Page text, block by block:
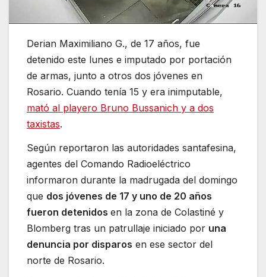
Derian Maximiliano G., de 17 años, fue
detenido este lunes e imputado por portación
de armas, junto a otros dos jóvenes en
Rosario. Cuando tenía 15 y era inimputable,
mató al playero Bruno Bussanich y a dos
taxistas.
Según reportaron las autoridades santafesina,
agentes del Comando Radioeléctrico
informaron durante la madrugada del domingo
que dos jóvenes de 17 y uno de 20 años
fueron detenidos en la zona de Colastiné y
Blomberg tras un patrullaje iniciado por una
denuncia por disparos en ese sector del
norte de Rosario.